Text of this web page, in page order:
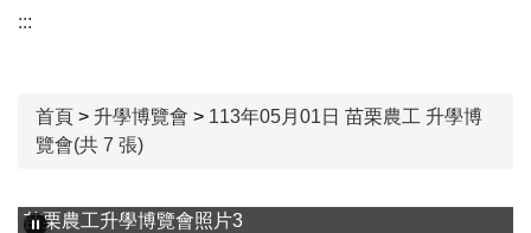
:::
首頁 > 升學博覽會 > 113年05月01日 苗栗農工 升學博
覽會(共 7 張)
苗栗農工升學博覽會照片3